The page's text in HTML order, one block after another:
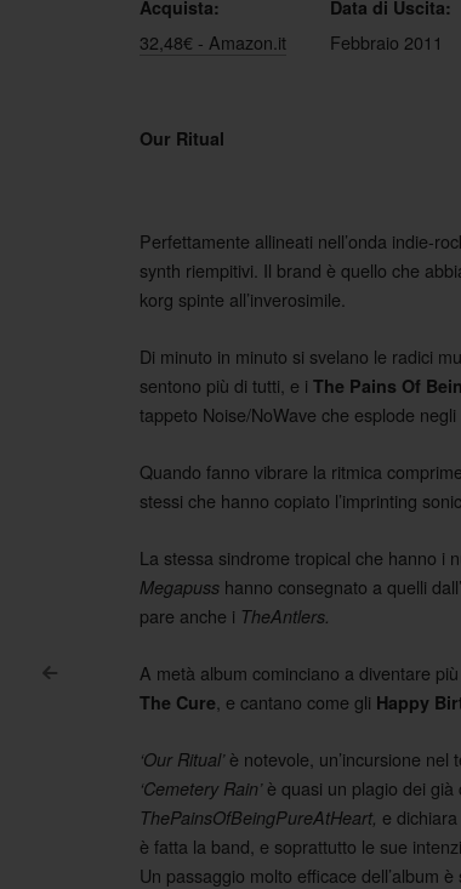
Post navigation
<
Acquista: Data di Uscita:
32,48€ - Amazon.it Febbraio 2011
Our Ritual
Perfettamente allineati nell’onda indie-
synth riempitivi. Il brand è quello che
korg spinte all’inverosimile.
Di minuto in minuto si svelano le radici
sentono più di tutti, e i The Pains Of
tappeto Noise/NoWave che esplode negli
Quando fanno vibrare la ritmica
stessi che hanno copiato l’imprinting
La stessa sindrome tropical che hanno i
Megapuss hanno consegnato a quelli
pare anche i TheAntlers.
A metà album cominciano a diventare
The Cure , e cantano come gli Happy
‘Our Ritual’ è notevole, un’incursione nel
‘Cemetery Rain’ è quasi un plagio dei già
ThePainsOfBeingPureAtHeart, e
è fatta la band, e soprattutto le sue
Un passaggio molto efficace dell’album è